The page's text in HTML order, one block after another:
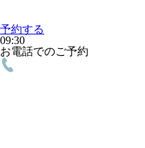
予約する
09:30
お電話でのご予約